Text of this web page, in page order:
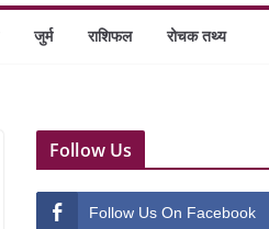
जुर्म राशिफल रोचक तथ्य
Follow Us
Follow Us On Facebook